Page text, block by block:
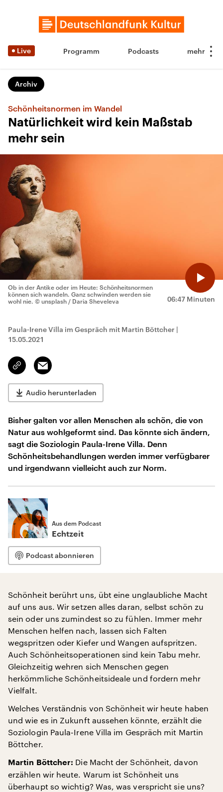
Live Programm Podcasts
Archiv
Schönheitsnormen im Wandel
Natürlichkeit wird kein Maßstab
mehr sein
06:47 Minuten
Ob in der Antike oder im Heute: Schönheitsnormen
können sich wandeln. Ganz schwinden werden sie
wohl nie. © unsplash / Daria Sheveleva
Paula-Irene Villa im Gespräch mit Martin Böttcher |
15.05.2021
Link
kopieren/teilen
Email
Audio herunterladen
Bisher galten vor allen Menschen als schön, die von
Natur aus wohlgeformt sind. Das könnte sich ändern,
sagt die Soziologin Paula-Irene Villa. Denn
Schönheitsbehandlungen werden immer verfügbarer
und irgendwann vielleicht auch zur Norm.
Aus dem Podcast
Echtzeit
Podcast abonnieren
Schönheit berührt uns, übt eine unglaubliche Macht
auf uns aus. Wir setzen alles daran, selbst schön zu
sein oder uns zumindest so zu fühlen. Immer mehr
Menschen helfen nach, lassen sich Falten
wegspritzen oder Kiefer und Wangen aufspritzen.
Auch Schönheitsoperationen sind kein Tabu mehr.
Gleichzeitig wehren sich Menschen gegen
herkömmliche Schönheitsideale und fordern mehr
Vielfalt.
Welches Verständnis von Schönheit wir heute haben
und wie es in Zukunft aussehen könnte, erzählt die
Soziologin Paula-Irene Villa im Gespräch mit Martin
Böttcher.
Martin Böttcher: Die Macht der Schönheit, davon
erzählen wir heute. Warum ist Schönheit uns
überhaupt so wichtig? Was, was verspricht sie uns?